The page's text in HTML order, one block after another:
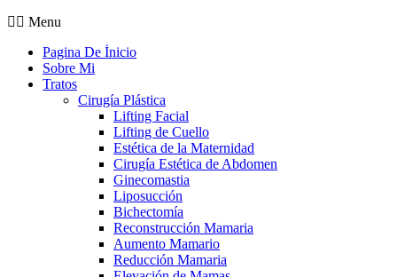
Menu
Pagina De İnicio
Sobre Mi
Tratos
Cirugía Plástica
Lifting Facial
Lifting de Cuello
Estética de la Maternidad
Cirugía Estética de Abdomen
Ginecomastia
Liposucción
Bichectomía
Reconstrucción Mamaria
Aumento Mamario
Reducción Mamaria